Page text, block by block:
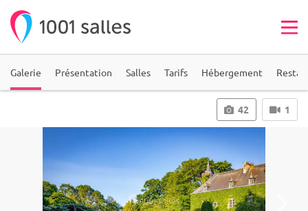
Galerie Présentation Salles Tarifs Hébergement
42 1